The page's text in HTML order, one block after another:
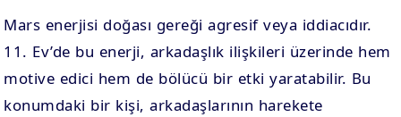
Mars enerjisi doğası gereği agresif veya iddiacıdır.
11. Ev’de bu enerji, arkadaşlık ilişkileri üzerinde hem
motive edici hem de bölücü bir etki yaratabilir. Bu
konumdaki bir kişi, arkadaşlarının harekete